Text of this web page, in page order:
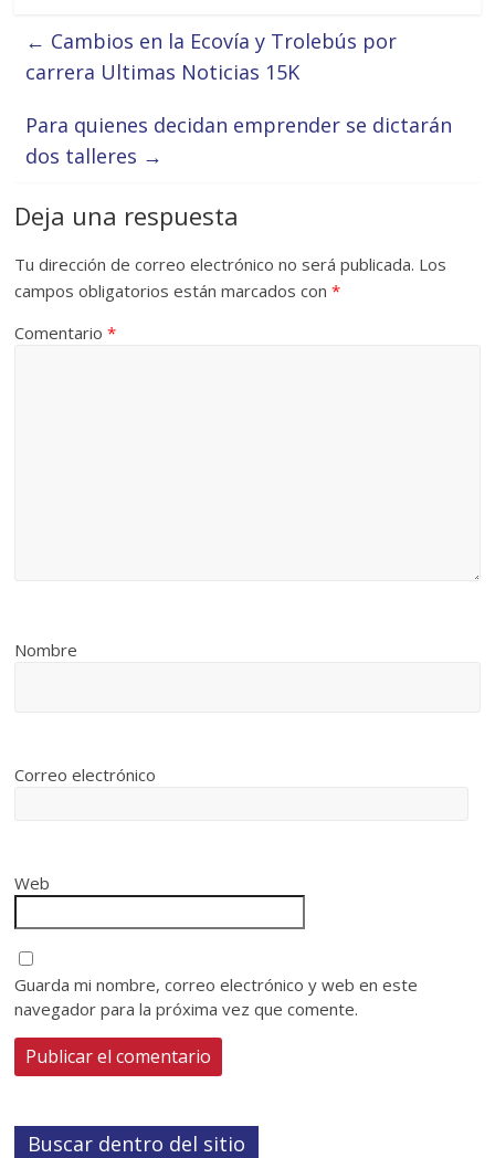
← Cambios en la Ecovía y Trolebús por
carrera Ultimas Noticias 15K
Para quienes decidan emprender se dictarán
dos talleres →
Deja una respuesta
Tu dirección de correo electrónico no será publicada. Los
campos obligatorios están marcados con*
Comentario*
Nombre
Correo electrónico
Web
Guarda mi nombre, correo electrónico y web en este
navegador para la próxima vez que comente.
Buscar dentro del sitio